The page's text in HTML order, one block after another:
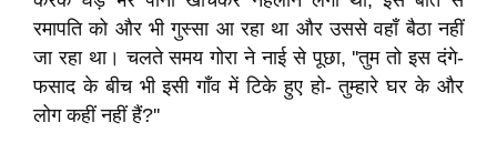
रमापति को और भी गुस्सा आ रहा था और उससे वहाँ बैठा नहीं
जा रहा था। चलते समय गोरा ने नाई से पूछा, ''तुम तो इस दंगे-
फसाद के बीच भी इसी गाँव में टिके हुए हो- तुम्हारे घर के और
लोग कहीं नहीं हैं?''